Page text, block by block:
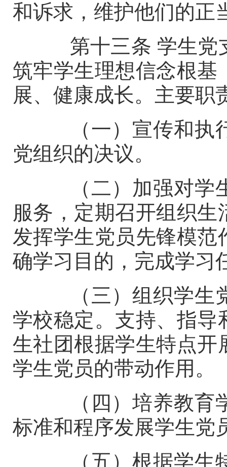
和诉求，维护他们的正
第十三条 学生党
筑牢学生理想信念根基
展、健康成长。主要职
（一）宣传和执行
党组织的决议。
（二）加强对学生
服务，定期召开组织
发挥学生党员先锋模范
确学习目的，完成学习
（三）组织学生党
学校稳定。支持、指
生社团根据学生特点开
学生党员的带动作用。
（四）培养教育学
标准和程序发展学生党
（五）根据学生特